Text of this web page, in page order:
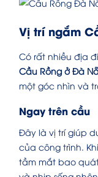
Vị trí ngắm
Có rất nhiều địa
Cầu Rồng ở Đà
một góc nhìn và
Ngay trên cầu
Đây là vị trí giúp
của công trình.
tầm mắt bao